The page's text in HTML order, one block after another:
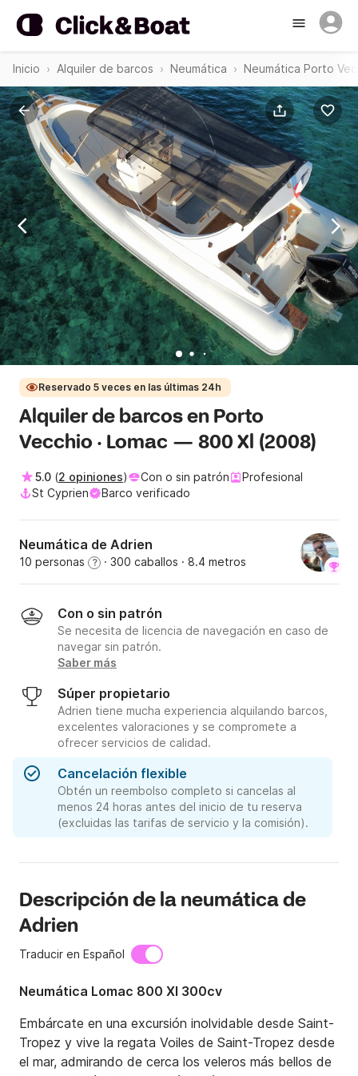
Inicio Alquiler de barcos Neumática Neumática Porto
Reservado 5 veces en las últimas 24h
Alquiler de barcos en Porto
Vecchio · Lomac — 800 Xl (2008)
5.0 (2 opiniones) Con o sin patrón
Profesional
St Cyprien
Barco verificado
Neumática de Adrien
10 personas ? · 300 caballos · 8.4 metros
Con o sin patrón
Se necesita de licencia de navegación en caso de
navegar sin patrón.
Saber más
Súper propietario
Adrien tiene mucha experiencia alquilando barcos,
excelentes valoraciones y se compromete a
ofrecer servicios de calidad.
Cancelación flexible
Obtén un reembolso completo si cancelas al
menos 24 horas antes del inicio de tu reserva
(excluidas las tarifas de servicio y la comisión).
Descripción de la neumática de
Adrien
Traducir en Español
Neumática Lomac 800 Xl 300cv
Embárcate en una excursión inolvidable desde Saint-
Tropez y vive la regata Voiles de Saint-Tropez desde
el mar, admirando de cerca los veleros más bellos de